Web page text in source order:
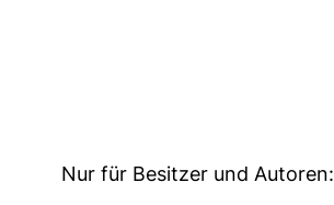
Nur für Besitzer und Autoren: